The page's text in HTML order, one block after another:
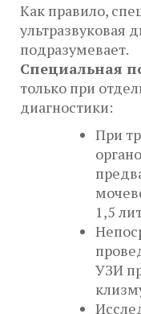
Как правило,
ультразвуковая
подразумевает.
Специальная
только при
диагностики:
При
1,5
УЗИ